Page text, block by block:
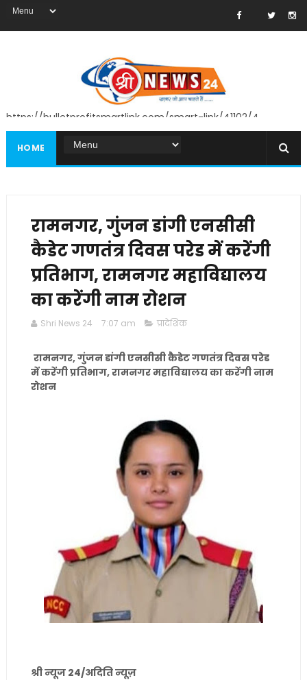
https://bulletprofitsmartlink.com/smart-link/41102/4
HOME
रामनगर, गुंजन डांगी एनसीसी
कैडेट गणतंत्र दिवस परेड में करेंगी
प्रतिभाग, रामनगर महाविद्यालय
का करेंगी नाम रोशन
Shri News 24 7:07 am प्रादेशिक
रामनगर, गुंजन डांगी एनसीसी कैडेट गणतंत्र दिवस परेड
में करेंगी प्रतिभाग, रामनगर महाविद्यालय का करेंगी नाम
रोशन
श्री न्यूज 24/अदिति न्यूज़